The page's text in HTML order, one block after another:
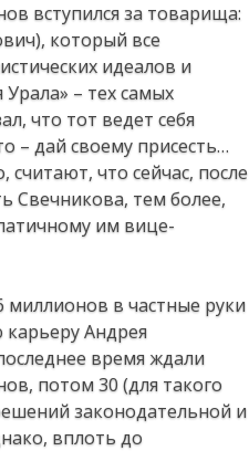
вступился за товарища:
который все
идеалов и
– тех самых
что тот ведет себя
– дай своему присесть…
считают, что сейчас, после
Свечникова, тем более,
им вице-
миллионов в частные руки
Андрея
время ждали
потом 30 (для такого
законодательной и
вплоть до